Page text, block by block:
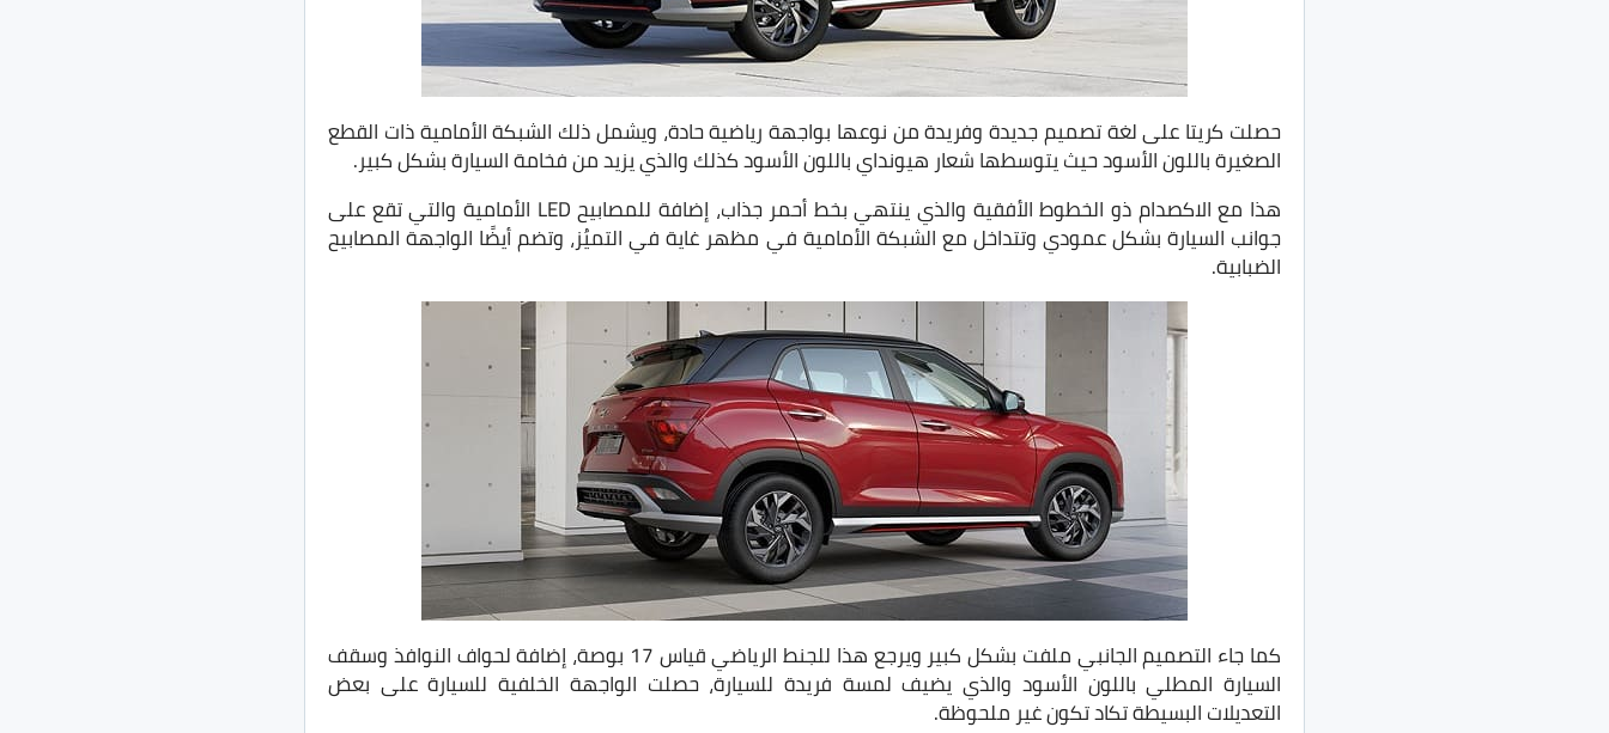
حصلت كريتا على لغة تصميم جديدة وفريدة من نوعها بواجهة رياضية حادة، ويشمل ذلك الشبكة الأمامية ذات القطع
الصغيرة باللون الأسود حيث يتوسطها شعار هيونداي باللون الأسود كذلك والذي يزيد من فخامة السيارة بشكل كبير.
هذا مع الاكصدام ذو الخطوط الأفقية والذي ينتهي بخط أحمر جذاب، إضافة للمصابيح LED الأمامية والتي تقع على
جوانب السيارة بشكل عمودي وتتداخل مع الشبكة الأمامية في مظهر غاية في التميُز، وتضم أيضًا الواجهة المصابيح
الضبابية.
كما جاء التصميم الجانبي ملفت بشكل كبير ويرجع هذا للجنط الرياضي قياس 17 بوصة، إضافة لحواف النوافذ وسقف
السيارة المطلي باللون الأسود والذي يضيف لمسة فريدة للسيارة، حصلت الواجهة الخلفية للسيارة على بعض
التعديلات البسيطة تكاد تكون غير ملحوظة.